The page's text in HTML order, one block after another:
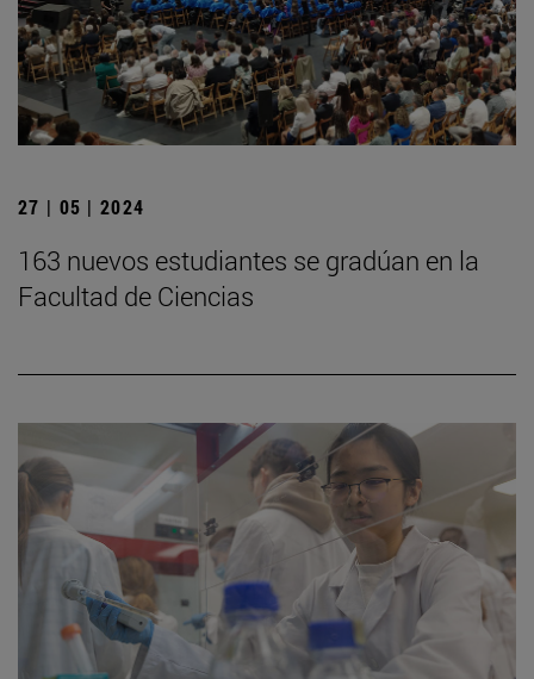
27 | 05 | 2024
163 nuevos estudiantes se gradúan en la
Facultad de Ciencias